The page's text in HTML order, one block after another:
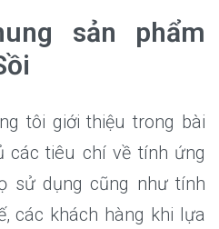
sản phẩm
tôi giới thiệu trong bài
các tiêu chí về tính ứng
sử dụng cũng như tính
các khách hàng khi lựa